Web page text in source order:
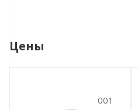
Цены
001